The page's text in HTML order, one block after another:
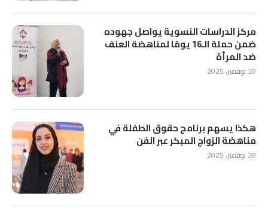
مركز الدراسات النسوية يواصل جهوده
ضمن حملة الـ16 يومًا لمناهضة العنف
ضد المرأة
30 نوفمبر، 2025
هكذا يسهم برنامج حقوق الطفلة في
مناهضة الزواج المبكر عبر الفن
28 نوفمبر، 2025